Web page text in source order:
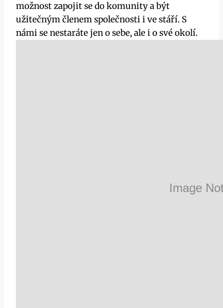
možnost zapojit se do komunity a být
užitečným členem společnosti i ve stáří. S
námi se nestaráte jen o sebe, ale i o své okolí.